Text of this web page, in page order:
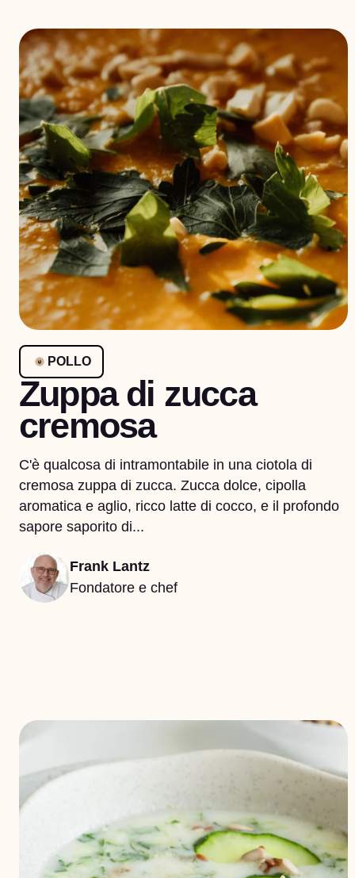
POLLO
Zuppa di zucca
cremosa
C'è qualcosa di intramontabile in una ciotola di
cremosa zuppa di zucca. Zucca dolce, cipolla
aromatica e aglio, ricco latte di cocco, e il profondo
sapore saporito di...
Frank Lantz
Fondatore e chef